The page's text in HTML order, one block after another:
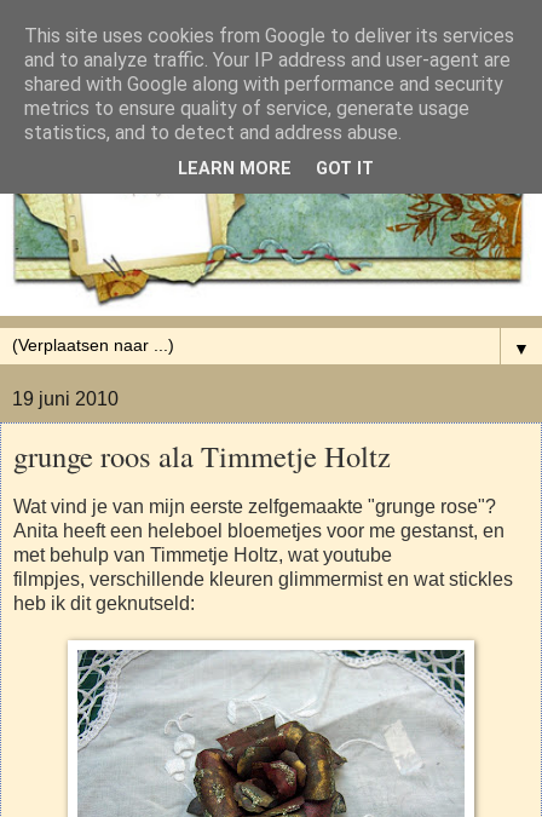
▼
19 juni 2010
grunge roos ala Timmetje Holtz
Wat vind je van mijn eerste zelfgemaakte "grunge rose"?
Anita heeft een heleboel bloemetjes voor me gestanst, en
met behulp van Timmetje Holtz, wat youtube
filmpjes, verschillende kleuren glimmermist en wat stickles
heb ik dit geknutseld:
This site uses cookies from Google to deliver its services
and to analyze traffic. Your IP address and user-agent are
shared with Google along with performance and security
metrics to ensure quality of service, generate usage
statistics, and to detect and address abuse.
LEARN MORE GOT IT